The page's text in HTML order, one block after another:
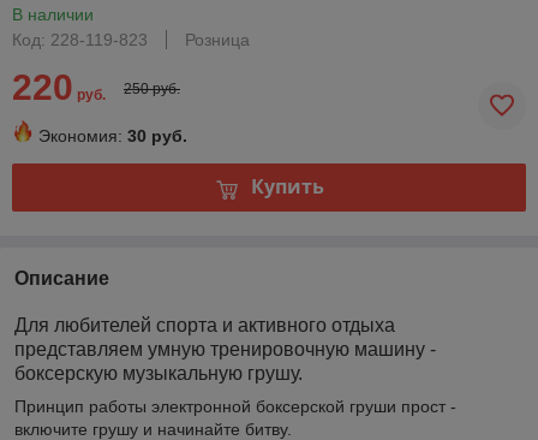
В наличии
Код: 228-119-823
Розница
220 руб. 250 руб.
Экономия: 30 руб.
Купить
Описание
Для любителей спорта и активного отдыха
представляем умную тренировочную машину -
боксерскую музыкальную грушу.
Принцип работы электронной боксерской груши прост -
включите грушу и начинайте битву.